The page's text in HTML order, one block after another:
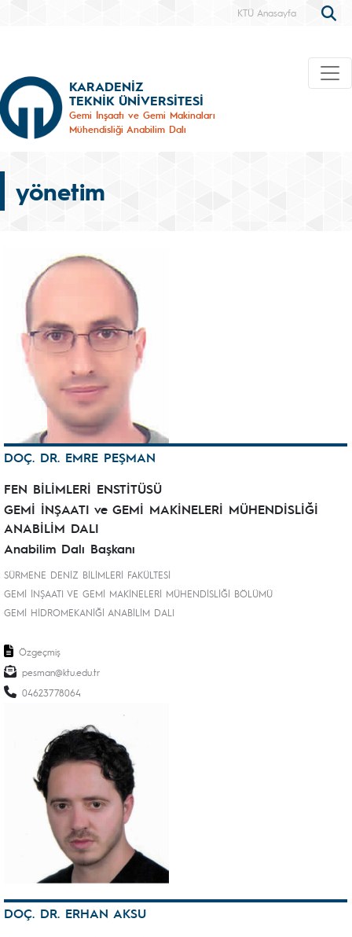
KTÜ Anasayfa
KARADENİZ
TEKNİK ÜNİVERSİTESİ
Gemi İnşaatı ve Gemi Makinaları
Mühendisliği Anabilim Dalı
yönetim
DOÇ. DR. EMRE PEŞMAN
FEN BİLİMLERİ ENSTİTÜSÜ
GEMİ İNŞAATI ve GEMİ MAKİNELERİ MÜHENDİSLİĞİ
ANABİLİM DALI
Anabilim Dalı Başkanı
SÜRMENE DENİZ BİLİMLERİ FAKÜLTESİ
GEMİ İNŞAATI VE GEMİ MAKİNELERİ MÜHENDİSLİĞİ BÖLÜMÜ
GEMİ HİDROMEKANİĞİ ANABİLİM DALI
Özgeçmiş
pesman@ktu.edu.tr
04623778064
DOÇ. DR. ERHAN AKSU